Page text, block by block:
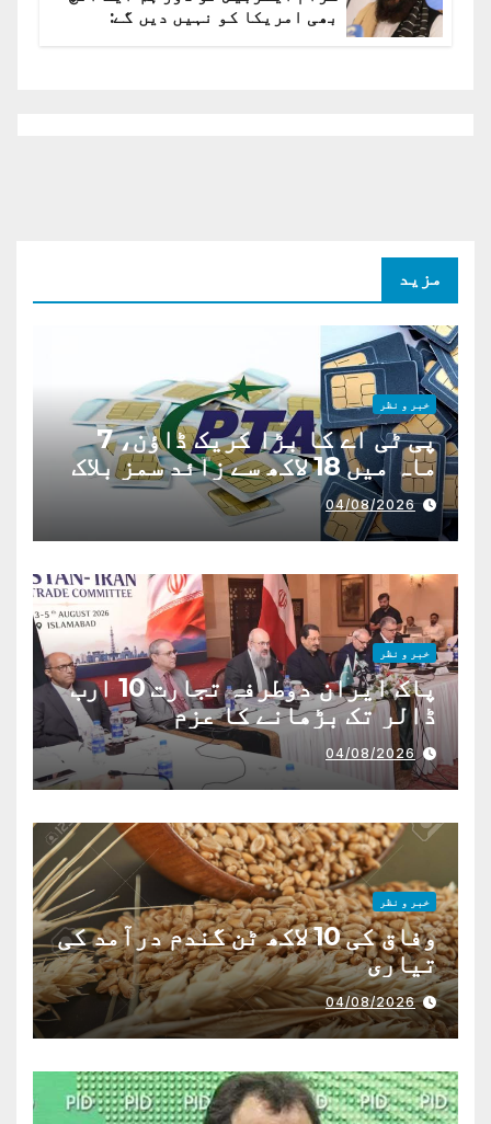
بھی امریکا کو نہیں دیں گے:
مزید
خبر و نظر
پی ٹی اے کا بڑا کریک ڈاؤن، 7
ماہ میں 18 لاکھ سے زائد سمز بلاک
04/08/2026
خبر و نظر
پاک ایران دوطرفہ تجارت 10 ارب
ڈالر تک بڑھانے کا عزم
04/08/2026
خبر و نظر
وفاق کی 10 لاکھ ٹن گندم درآمد کی
تیاری
04/08/2026